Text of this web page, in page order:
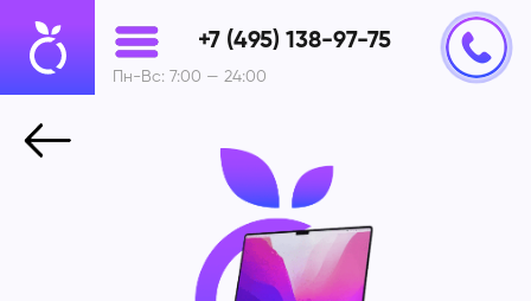
+7 (495) 138-97-75
Пн-Вс: 7:00 — 24:00